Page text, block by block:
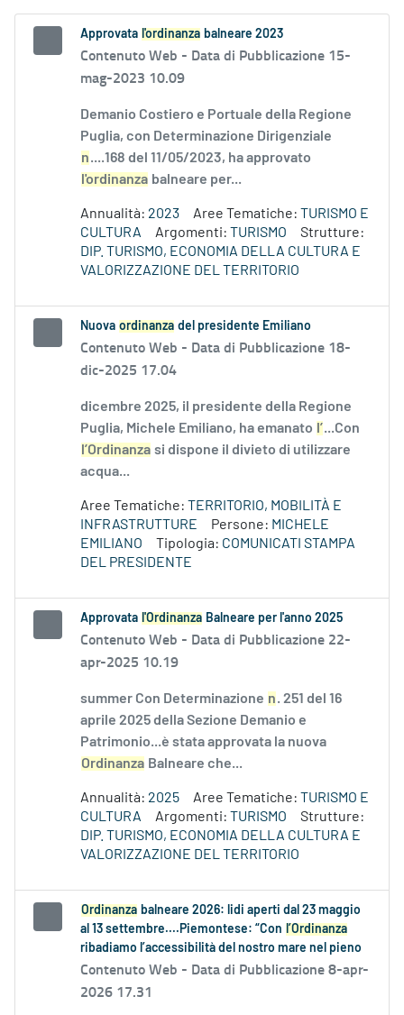
Approvata l'ordinanza balneare 2023
Contenuto Web - Data di Pubblicazione 15-
mag-2023 10.09
Demanio Costiero e Portuale della Regione
Puglia, con Determinazione Dirigenziale
n....168 del 11/05/2023, ha approvato
l'ordinanza balneare per...
Annualità: 2023 Aree Tematiche: TURISMO E
CULTURA
Argomenti: TURISMO
Strutture:
DIP. TURISMO, ECONOMIA DELLA CULTURA E
VALORIZZAZIONE DEL TERRITORIO
Nuova ordinanza del presidente Emiliano
Contenuto Web - Data di Pubblicazione 18-
dic-2025 17.04
dicembre 2025, il presidente della Regione
Puglia, Michele Emiliano, ha emanato l’...Con
l’Ordinanza si dispone il divieto di utilizzare
acqua...
Aree Tematiche: TERRITORIO, MOBILITÀ E
INFRASTRUTTURE
Persone: MICHELE
EMILIANO
Tipologia: COMUNICATI STAMPA
DEL PRESIDENTE
Approvata l'Ordinanza Balneare per l'anno 2025
Contenuto Web - Data di Pubblicazione 22-
apr-2025 10.19
summer Con Determinazione n. 251 del 16
aprile 2025 della Sezione Demanio e
Patrimonio...è stata approvata la nuova
Ordinanza Balneare che...
Annualità: 2025 Aree Tematiche: TURISMO E
CULTURA
Argomenti: TURISMO
Strutture:
DIP. TURISMO, ECONOMIA DELLA CULTURA E
VALORIZZAZIONE DEL TERRITORIO
Ordinanza balneare 2026: lidi aperti dal 23 maggio
al 13 settembre....Piemontese: “Con l’Ordinanza
ribadiamo l’accessibilità del nostro mare nel pieno
Contenuto Web - Data di Pubblicazione 8-apr-
2026 17.31